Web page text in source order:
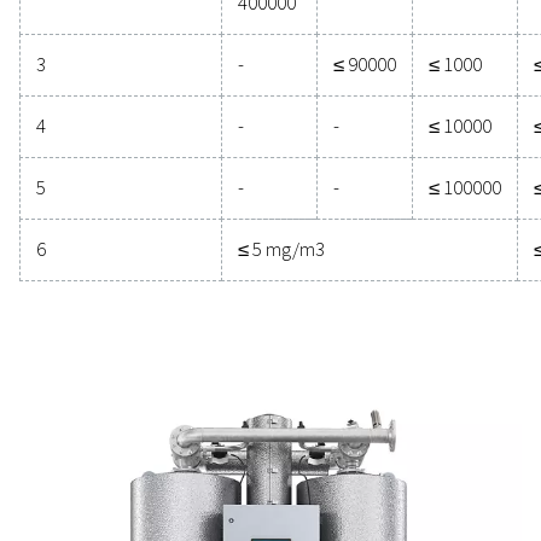
ISO 8573-1:2010 is de internationale norm die de
perslucht categoriseert. Als u weet welke
toepassing vereist, kunt u de juiste oplossingen vinden
bereiken.
Zuiverheidsklasse Vaste deeltjes
0,1 < d
≤ 0,5
μm**